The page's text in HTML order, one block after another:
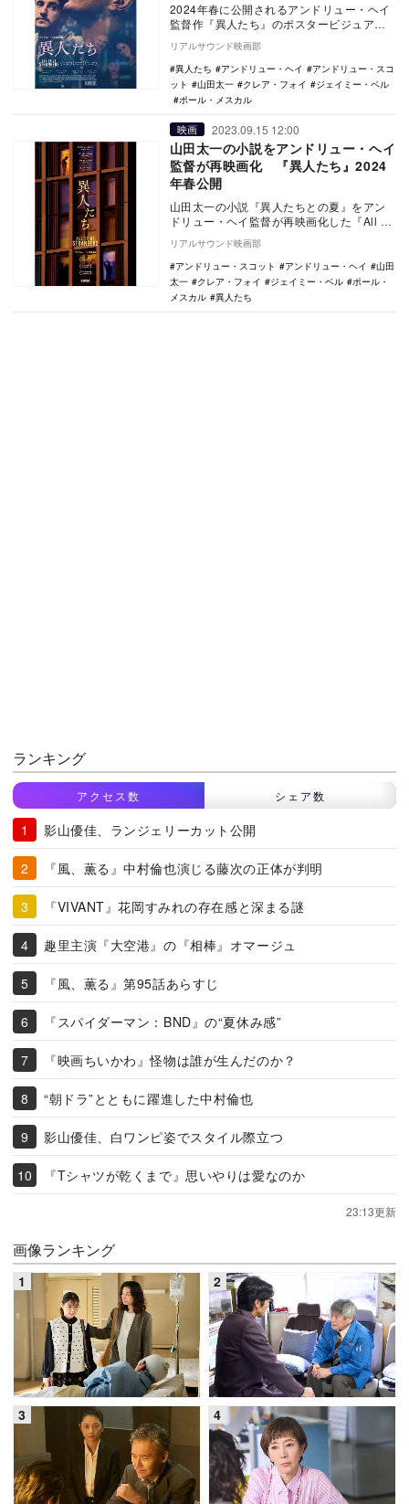
2024年春に公開されるアンドリュー・ヘイ
監督作『異人たち』のポスタービジュアル
が公開された。 本作は、1987年に出版さ
れ…
リアルサウンド映画部
異人たち
アンドリュー・ヘイ
アンドリュー・スコ
ット
山田太一 クレア・フォイ
ジェイミー・ベル
ポール・メスカル
映画 2023.09.15 12:00
山田太一の小説をアンドリュー・ヘイ
監督が再映画化 『異人たち』2024
年春公開
山田太一の小説『異人たちとの夏』をアン
ドリュー・ヘイ監督が再映画化した『All Of
Us Strangers（原題）』が、『異…
リアルサウンド映画部
アンドリュー・スコット
アンドリュー・ヘイ
山田
太一
クレア・フォイ ジェイミー・ベル
ポール・
メスカル
異人たち
ランキング
アクセス数 シェア数
影山優佳、ランジェリーカット公開
『風、薫る』中村倫也演じる藤次の正体が判明
『VIVANT』花岡すみれの存在感と深まる謎
趣里主演『大空港』の『相棒』オマージュ
『風、薫る』第95話あらすじ
『スパイダーマン：BND』の“夏休み感”
『映画ちいかわ』怪物は誰が生んだのか？
“朝ドラ”とともに躍進した中村倫也
影山優佳、白ワンピ姿でスタイル際立つ
『Tシャツが乾くまで』思いやりは愛なのか
23:13更新
画像ランキング